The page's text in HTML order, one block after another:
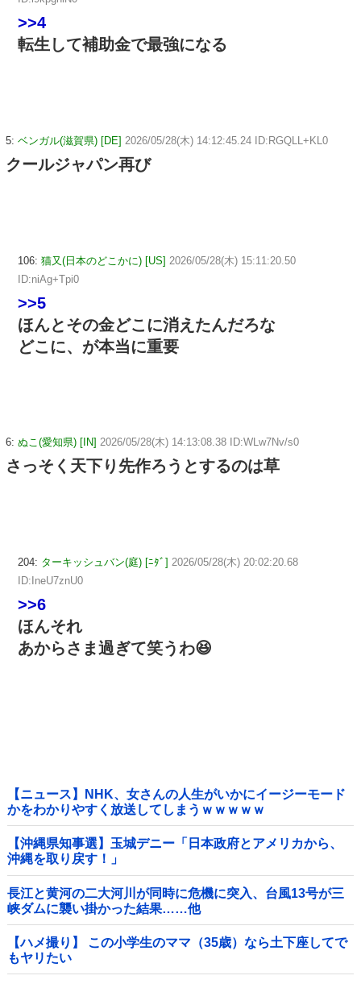
>>4
転生して補助金で最強になる
5: ベンガル(滋賀県) [DE] 2026/05/28(木) 14:12:45.24 ID:RGQLL+KL0
クールジャパン再び
106: 猫又(日本のどこかに) [US] 2026/05/28(木) 15:11:20.50
ID:niAg+Tpi0
>>5
ほんとその金どこに消えたんだろな
どこに、が本当に重要
6: ぬこ(愛知県) [IN] 2026/05/28(木) 14:13:08.38 ID:WLw7Nv/s0
さっそく天下り先作ろうとするのは草
204: ターキッシュバン(庭) [ﾆﾀﾞ] 2026/05/28(木) 20:02:20.68
ID:IneU7znU0
>>6
ほんそれ
あからさま過ぎて笑うわ😆
【ニュース】NHK、女さんの人生がいかにイージーモード
かをわかりやすく放送してしまうｗｗｗｗｗ
【沖縄県知事選】玉城デニー「日本政府とアメリカから、
沖縄を取り戻す！」
長江と黄河の二大河川が同時に危機に突入、台風13号が三
峡ダムに襲い掛かった結果……他
【ハメ撮り】 この小学生のママ（35歳）なら土下座してで
もヤリたい